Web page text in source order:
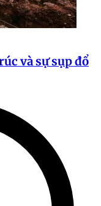
và sự sụp đổ